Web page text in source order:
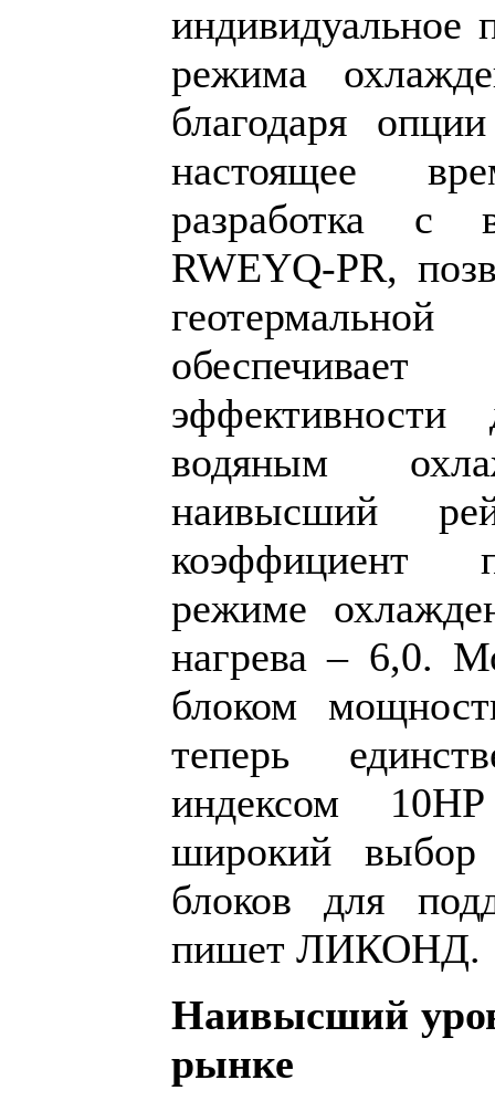
индивидуальное
режима
благодаря
настоящее
разработка с
RWEYQ-PR,
водяным
наивысший
коэффициент
режиме
нагрева – 6,0.
блоком
теперь
индексом
широкий выбор
блоков для
пишет ЛИКОНД.
Наивысший
рынке